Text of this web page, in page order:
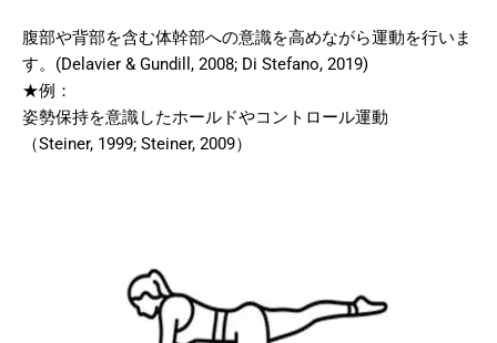
腹部や背部を含む体幹部への意識を高めながら運動を行いま
す。(Delavier & Gundill, 2008; Di Stefano, 2019)
★例：
姿勢保持を意識したホールドやコントロール運動
（Steiner, 1999; Steiner, 2009）